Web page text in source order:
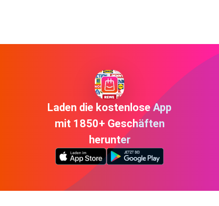
Laden die kostenlose App
mit 1850+ Geschäften
herunter